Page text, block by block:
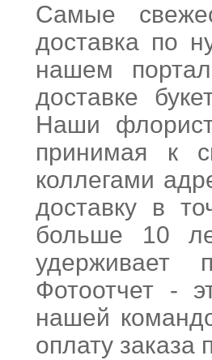
Самые
доставка по
нашем
доставке
Наши
принимая к
коллегами
доставку в
больше 10
удерживает
Фотоотчет -
нашей
оплату заказа